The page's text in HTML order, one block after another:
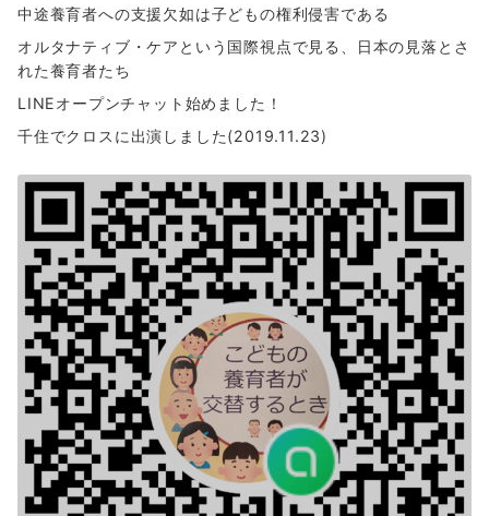
中途養育者への支援欠如は子どもの権利侵害である
オルタナティブ・ケアという国際視点で見る、日本の見落とさ
れた養育者たち
LINEオープンチャット始めました！
千住でクロスに出演しました(2019.11.23)